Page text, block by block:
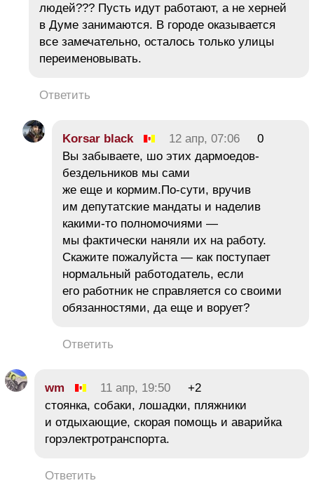
людей??? Пусть идут работают, а не херней
в Думе занимаются. В городе оказывается
все замечательно, осталось только улицы
переименовывать.
Ответить
Korsar black 12 апр, 07:06
0
Вы забываете, шо этих дармоедов-
бездельников мы сами
же еще и кормим.По-сути, вручив
им депутатские мандаты и наделив
какими-то полномочиями —
мы фактически наняли их на работу.
Скажите пожалуйста — как поступает
нормальный работодатель, если
его работник не справляется со своими
обязанностями, да еще и ворует?
Ответить
wm 11 апр, 19:50
+2
стоянка, собаки, лошадки, пляжники
и отдыхающие, скорая помощь и аварийка
горэлектротранспорта.
Ответить